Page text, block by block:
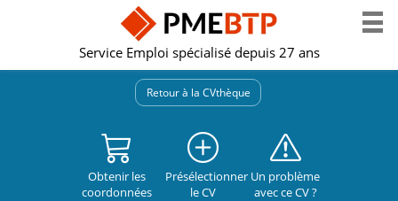
Service Emploi spécialisé depuis 27 ans
Retour à la CVthèque
Obtenir les
coordonnées
Présélectionner
le CV
Un problème
avec ce CV ?